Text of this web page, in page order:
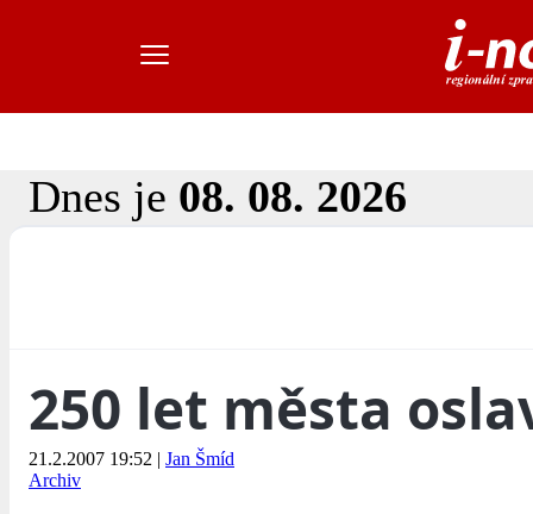
Dnes je 08. 08. 2026
250 let města
21.2.2007 19:52 | Jan Šmíd
Archiv